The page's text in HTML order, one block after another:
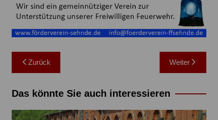
Beitragsnavigation
Zurück Weiter
Das könnte Sie auch interessieren